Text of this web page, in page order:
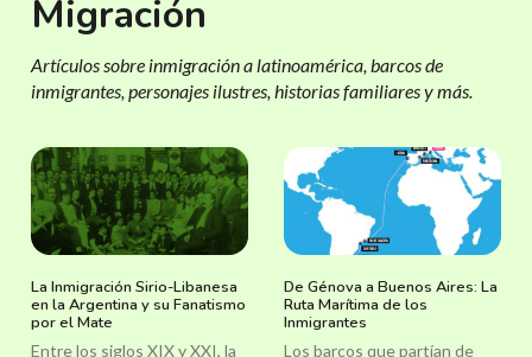
Migración
Artículos sobre inmigración a latinoamérica, barcos de
inmigrantes, personajes ilustres, historias familiares y más.
La Inmigración Sirio-Libanesa
en la Argentina y su Fanatismo
por el Mate
Entre los siglos XIX y XXI, la
De Génova a Buenos Aires: La
Ruta Marítima de los
Inmigrantes
Los barcos que partían de